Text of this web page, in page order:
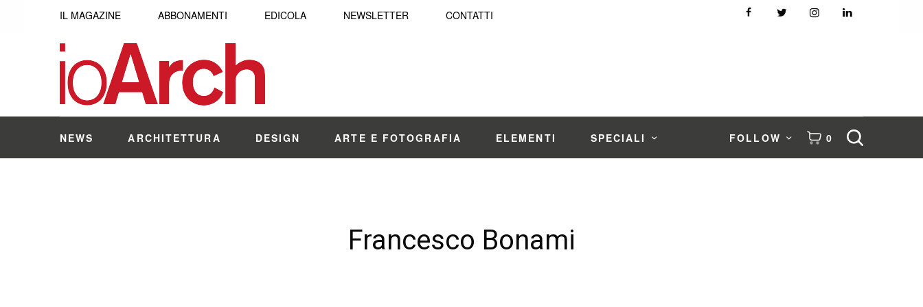
IL MAGAZINE ABBONAMENTI EDICOLA NEWSLETTER CONTATTI
NEWS ARCHITETTURA DESIGN ARTE E FOTOGRAFIA ELEMENTI SPECIALI FOLLOW 0
Francesco Bonami